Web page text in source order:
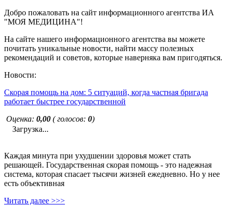
Добро пожаловать на сайт информационного агентства ИА
"МОЯ МЕДИЦИНА"!
На сайте нашего информационного агентства вы можете
почитать уникальные новости, найти массу полезных
рекомендаций и советов, которые наверняка вам пригодяться.
Новости:
Скорая помощь на дом: 5 ситуаций, когда частная бригада
работает быстрее государственной
Оценка: 0,00 ( голосов: 0)
Загрузка...
Каждая минута при ухудшении здоровья может стать
решающей. Государственная скорая помощь - это надежная
система, которая спасает тысячи жизней ежедневно. Но у нее
есть объективная
Читать далее >>>